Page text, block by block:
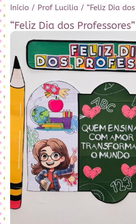
Início / Prof Lucilia / “Feliz Dia
“Feliz Dia dos Professores”